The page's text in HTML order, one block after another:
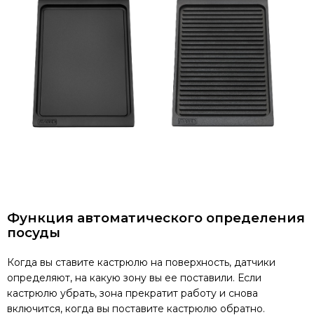
Функция автоматического определения
посуды
Когда вы ставите кастрюлю на поверхность, датчики
определяют, на какую зону вы ее поставили. Если
кастрюлю убрать, зона прекратит работу и снова
включится, когда вы поставите кастрюлю обратно.